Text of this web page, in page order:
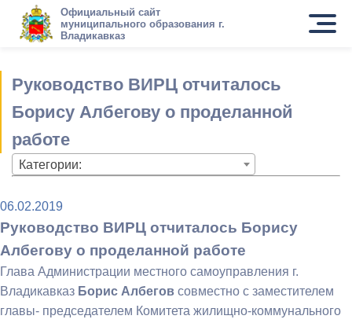
Официальный сайт
муниципального образования г.
Владикавказ
Руководство ВИРЦ отчиталось
Борису Албегову о проделанной
работе
Категории:
06.02.2019
Руководство ВИРЦ отчиталось Борису
Албегову о проделанной работе
Глава Администрации местного самоуправления г.
Владикавказ Борис Албегов совместно с заместителем
главы- председателем Комитета жилищно-коммунального